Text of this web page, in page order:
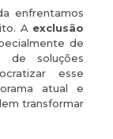
enfrentamos
A exclusão
de
de soluções
esse
atual e
transformar